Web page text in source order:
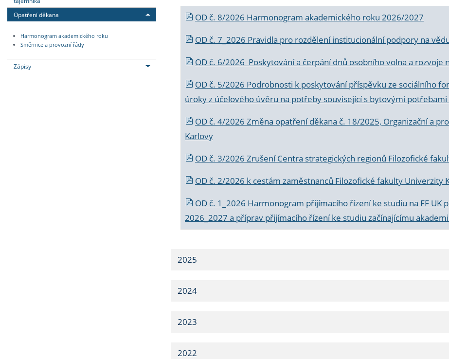
Opatření děkana
Harmonogram akademického roku
Směrnice a provozní řády
Zápisy
OD č. 8/2026 Harmonogram akademického roku 2026/2027
OD č. 7_2026 Pravidla pro rozdělení institucionální podpory na
OD č. 6/2026 Poskytování a čerpání dnů osobního volna a rozvoje
OD č. 5/2026 Podrobnosti k poskytování příspěvku ze sociálního
úroky z účelového úvěru na potřeby související s bytovými
OD č. 4/2026 Změna opatření děkana č. 18/2025, Organizační a
Karlovy
OD č. 3/2026 Zrušení Centra strategických regionů Filozofické
OD č. 2/2026 k cestám zaměstnanců Filozofické fakulty Univerzity
OD č. 1_2026 Harmonogram přijímacího řízení ke studiu na FF
2026_2027 a příprav přijímacího řízení ke studiu začínajícímu
2025
2024
2023
2022